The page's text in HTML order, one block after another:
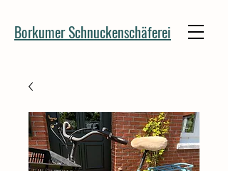
Borkumer Schnuckenschäferei